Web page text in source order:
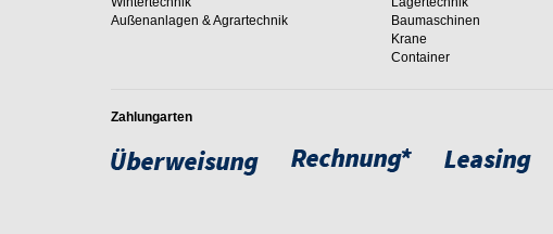
Außenanlagen & Agrartechnik
Baumaschinen
Krane
Container
Zahlungarten